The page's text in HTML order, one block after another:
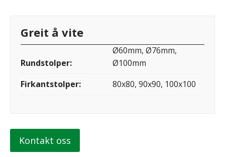
Greit å vite
Rundstolper:
Ø60mm, Ø76mm,
Ø100mm
Firkantstolper:
80x80, 90x90, 100x100
Kontakt oss